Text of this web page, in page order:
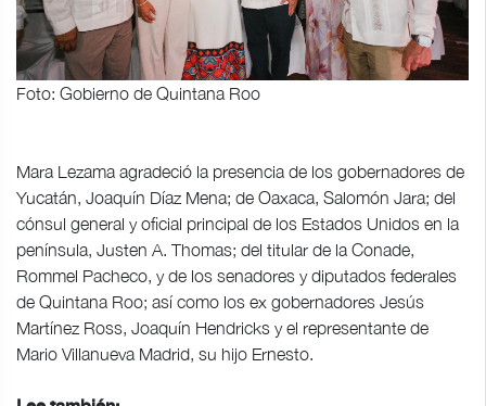
Foto: Gobierno de Quintana Roo
Mara Lezama agradeció la presencia de los gobernadores de
Yucatán, Joaquín Díaz Mena; de Oaxaca, Salomón Jara; del
cónsul general y oficial principal de los Estados Unidos en la
península, Justen A. Thomas; del titular de la Conade,
Rommel Pacheco, y de los senadores y diputados federales
de Quintana Roo; así como los ex gobernadores Jesús
Martínez Ross, Joaquín Hendricks y el representante de
Mario Villanueva Madrid, su hijo Ernesto.